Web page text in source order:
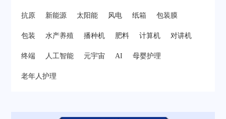
抗原 新能源 太阳能 风电 纸箱 包装膜
包装 水产养殖 播种机 肥料 计算机 对讲机
终端 人工智能 元宇宙 AI 母婴护理
老年人护理